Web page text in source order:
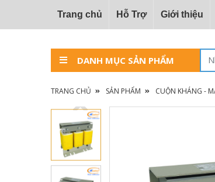
Trang chủ Hỗ Trợ Giới thiệu
DANH MỤC SẢN PHẨM
TRANG CHỦ SẢN PHẨM CUỘN KHÁNG -